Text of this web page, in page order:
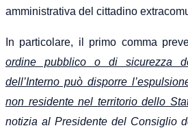
amministrativa del cittadino
In particolare, il primo comma
ordine pubblico o di sicurezza
dell’Interno può disporre
non residente nel territorio dello
notizia al Presidente del Consiglio